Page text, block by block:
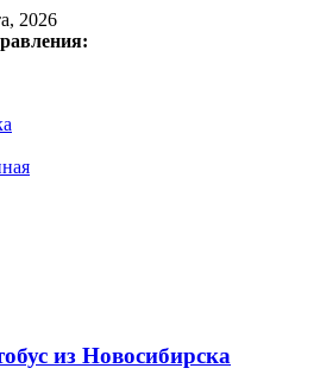
2026
из Новосибирска